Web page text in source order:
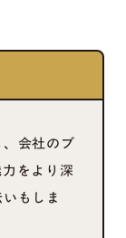
会社のブ
をより深
もしま